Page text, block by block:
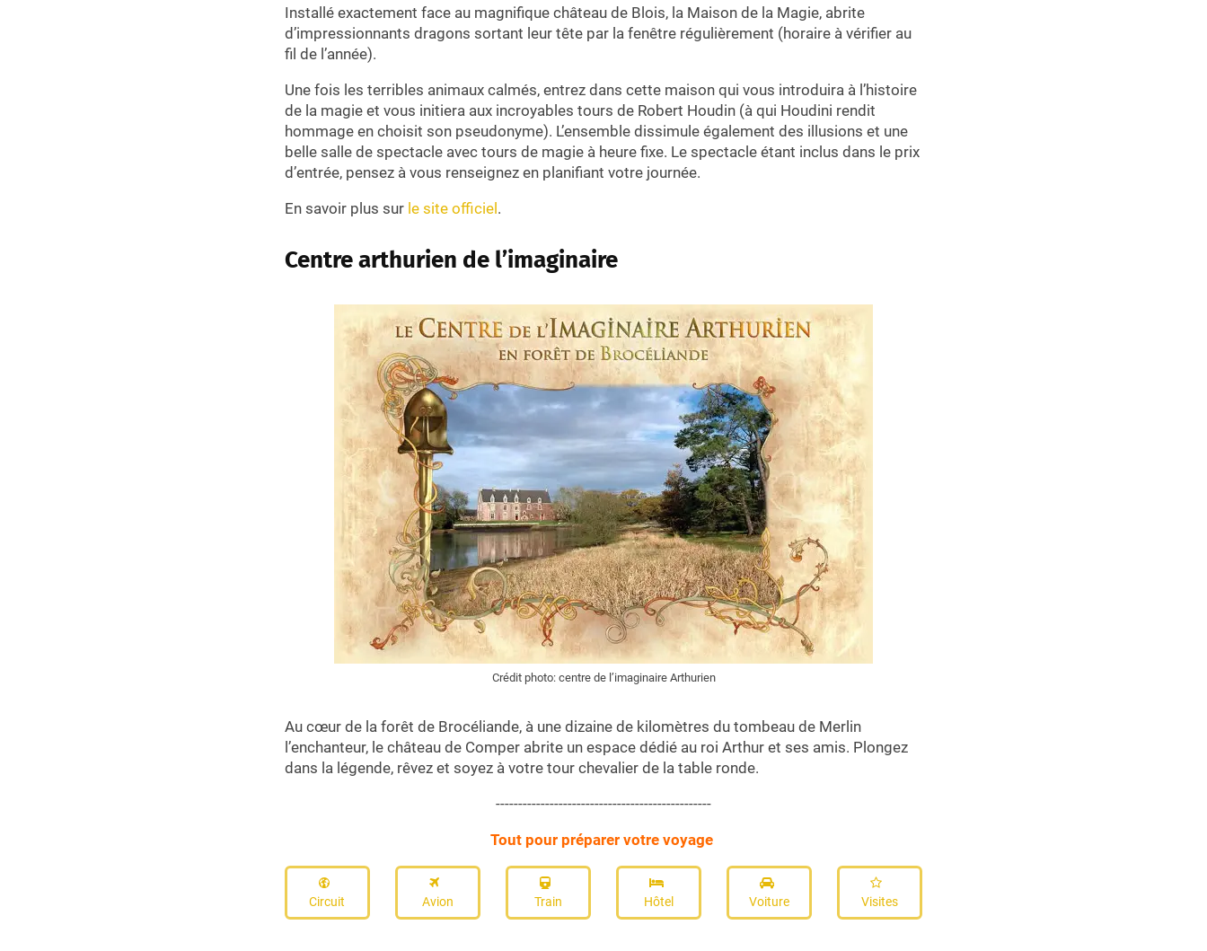
Installé exactement face au magnifique château de Blois, la Maison de la Magie, abrite
d’impressionnants dragons sortant leur tête par la fenêtre régulièrement (horaire à vérifier au
fil de l’année).
Une fois les terribles animaux calmés, entrez dans cette maison qui vous introduira à l’histoire
de la magie et vous initiera aux incroyables tours de Robert Houdin (à qui Houdini rendit
hommage en choisit son pseudonyme). L’ensemble dissimule également des illusions et une
belle salle de spectacle avec tours de magie à heure fixe. Le spectacle étant inclus dans le prix
d’entrée, pensez à vous renseignez en planifiant votre journée.
En savoir plus sur le site officiel .
Centre arthurien de l’imaginaire
Crédit photo: centre de l’imaginaire Arthurien
Au cœur de la forêt de Brocéliande, à une dizaine de kilomètres du tombeau de Merlin
l’enchanteur, le château de Comper abrite un espace dédié au roi Arthur et ses amis. Plongez
dans la légende, rêvez et soyez à votre tour chevalier de la table ronde.
------------------------------------------------
Tout pour préparer votre voyage
Circuit Avion Train Hôtel Voiture Visites